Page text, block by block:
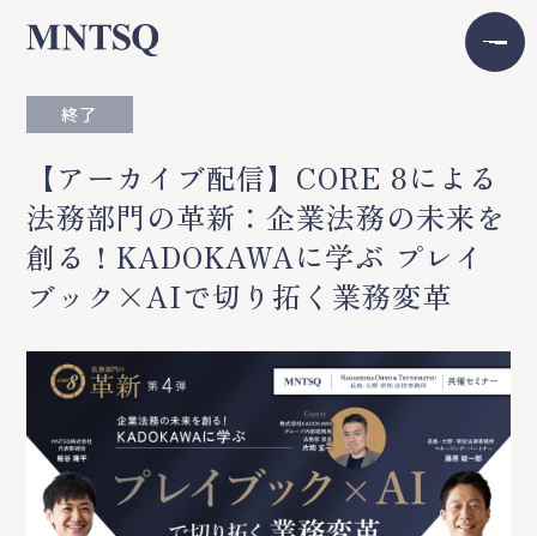
終了
【アーカイブ配信】CORE 8による
法務部門の革新：企業法務の未来を
創る！KADOKAWAに学ぶ プレイ
ブック×AIで切り拓く業務変革